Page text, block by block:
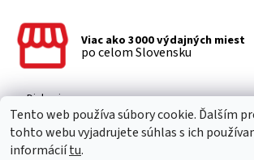
Viac ako 3000 výdajných miest
po celom Slovensku
Diskusia
Buďte prvý, kto napíše príspevok k tejto
Pridať komentár
Tento web používa súbory cookie. Ďalším
tohto webu vyjadrujete súhlas s ich
informáciítu.